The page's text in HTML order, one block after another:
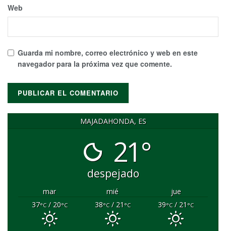
Web
Guarda mi nombre, correo electrónico y web en este
navegador para la próxima vez que comente.
MAJADAHONDA, ES
21°
despejado
mar mié
jue
37°C/ 20°C 38°C/ 21 °C 39°C/ 21 °C